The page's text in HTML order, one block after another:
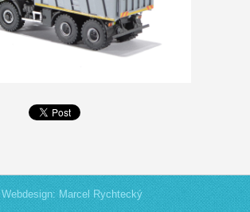
Webdesign: Marcel Rychtecký